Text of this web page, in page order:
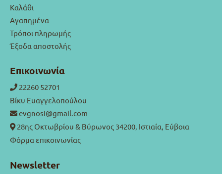
Καλάθι
Αγαπημένα
Τρόποι πληρωμής
Έξοδα αποστολής
Επικοινωνία
22260 52701
Βίκυ Ευαγγελοπούλου
evgnosi@gmail.com
28ης Οκτωβρίου & Βύρωνος 34200, Ιστιαία, Εύβοια
Φόρμα επικοινωνίας
Newsletter